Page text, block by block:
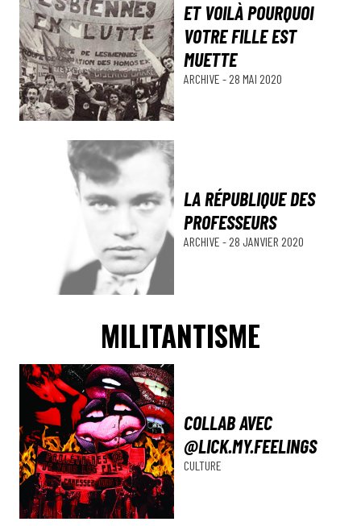
ET VOILÀ POURQUOI
VOTRE FILLE EST
MUETTE
ARCHIVE - 28 MAI 2020
LA RÉPUBLIQUE DES
PROFESSEURS
ARCHIVE - 28 JANVIER 2020
MILITANTISME
COLLAB AVEC
@LICK.MY.FEELINGS
CULTURE